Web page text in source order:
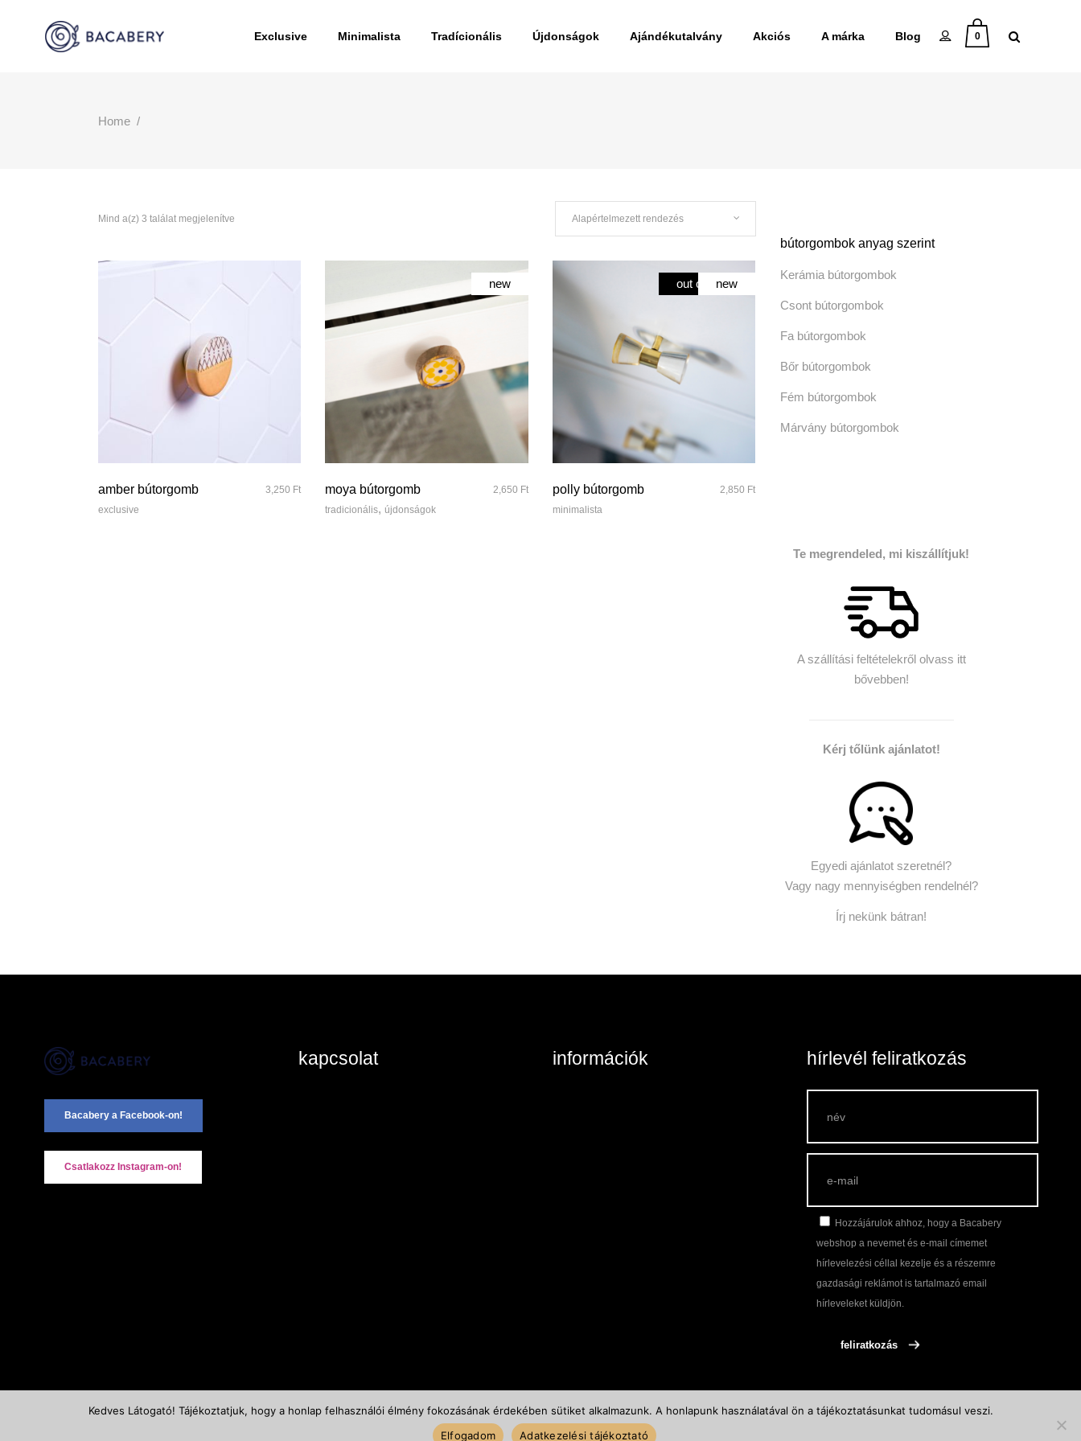
Exclusive Minimalista Tradícionális Újdonságok Ajándékutalvány Akciós A márka Blog 0
Home /
Mind a(z) 3 találat megjelenítve Alapértelmezett rendezés
amber bútorgomb 3,250 Ft
exclusive
new
moya bútorgomb 2,650 Ft
tradicionális, újdonságok
out of stock
new
polly bútorgomb 2,850 Ft
minimalista
bútorgombok anyag szerint
Kerámia bútorgombok
Csont bútorgombok
Fa bútorgombok
Bőr bútorgombok
Fém bútorgombok
Márvány bútorgombok
Te megrendeled, mi kiszállítjuk!
A szállítási feltételekről olvass itt
bővebben!
Kérj tőlünk ajánlatot!
Egyedi ajánlatot szeretnél?
Vagy nagy mennyiségben rendelnél?
Írj nekünk bátran!
Bacabery a Facebook-on!
Csatlakozz Instagram-on!
kapcsolat információk hírlevél feliratkozás
Hozzájárulok ahhoz, hogy a Bacabery
webshop a nevemet és e-mail címemet
hírlevelezési céllal kezelje és a részemre
gazdasági reklámot is tartalmazó email
hírleveleket küldjön.
Kedves Látogató! Tájékoztatjuk, hogy a honlap felhasználói élmény fokozásának érdekében sütiket alkalmazunk. A honlapunk használatával ön a tájékoztatásunkat tudomásul veszi.
Elfogadom
Adatkezelési tájékoztató